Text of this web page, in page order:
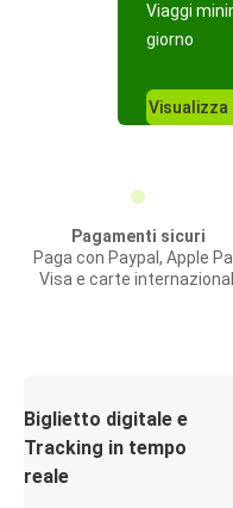
Viaggi
giorno
Visualizza
Pagamenti sicuri
Paga con Paypal, Apple
Visa e carte
Biglietto digitale e
Tracking in tempo
reale